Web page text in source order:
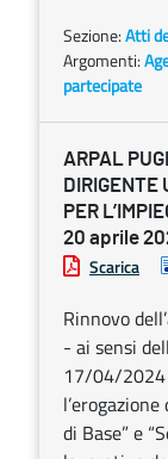
Sezione:Atti
Argomenti:
partecipate
ARPAL
DIRIGENTE
PER
20 aprile
Scarica
Rinnovo
- ai sensi
17/04/2024
di Base” e